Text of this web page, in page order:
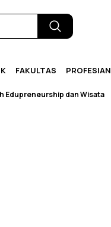
FAKULTAS
dan Wisata